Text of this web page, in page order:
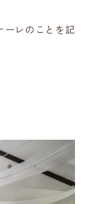
ーレのことを記